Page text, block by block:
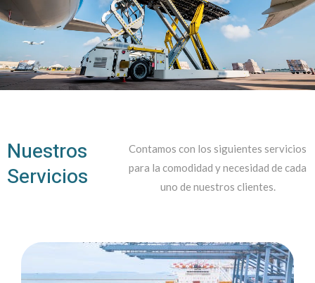
Nuestros
Servicios
Contamos con los siguientes servicios
para la comodidad y necesidad de cada
uno de nuestros clientes.